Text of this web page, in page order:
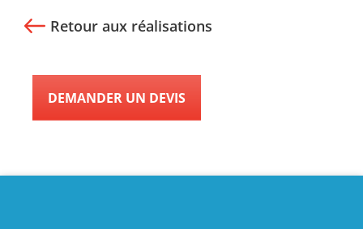
Retour aux réalisations
DEMANDER UN DEVIS